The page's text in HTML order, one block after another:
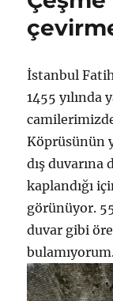
İstanbul
1455 yılında
Köprüsünün
dış
kaplandığı
görünüyor.
duvar gibi